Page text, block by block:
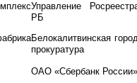
Управление
РБ
Белокалитвинская
прокуратура
ОАО «Сбербанк России»